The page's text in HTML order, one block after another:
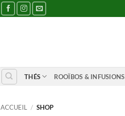
THÉS ROOÏBOS & INFUSIONS
ACCUEIL / SHOP